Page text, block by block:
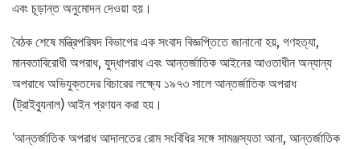
এবং চূড়ান্ত অনুমোদন দেওয়া হয়।
বৈঠক শেষে মন্ত্রিপরিষদ বিভাগের এক সংবাদ বিজ্ঞপ্তিতে জানানো হয়, গণহত্যা,
মানবতাবিরোধী অপরাধ, যুদ্ধাপরাধ এবং আন্তর্জাতিক আইনের আওতাধীন অন্যান্য
অপরাধে অভিযুক্তদের বিচারের লক্ষ্যে ১৯৭৩ সালে আন্তর্জাতিক অপরাধ
(ট্রাইব্যুনাল) আইন প্রণয়ন করা হয়।
‘আন্তর্জাতিক অপরাধ আদালতের রোম সংবিধির সঙ্গে সামঞ্জস্যতা আনা, আন্তর্জাতিক